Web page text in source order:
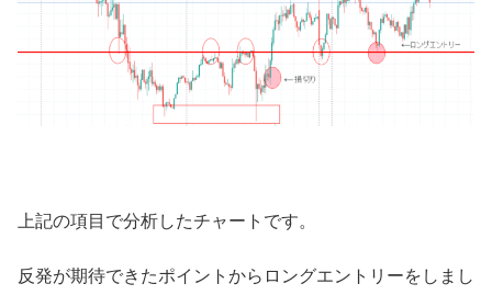
上記の項目で分析したチャートです。
反発が期待できたポイントからロングエントリーをしまし